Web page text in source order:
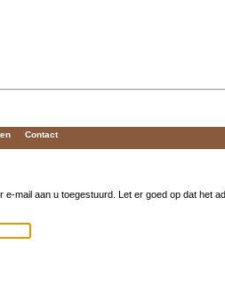
Contact
mail aan u toegestuurd. Let er goed op dat het